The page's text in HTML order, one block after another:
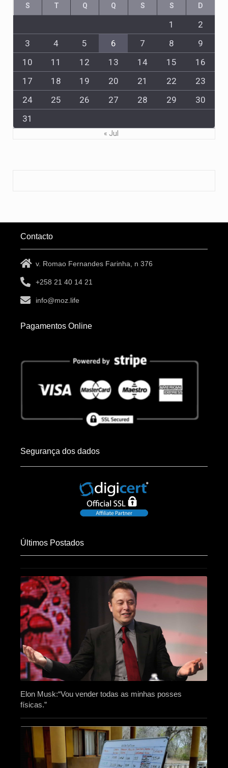
S T Q Q S S D
1
2
3
4 5 6 7 8
9
10
11 12 13 14 15
16
17
18 19 20 21 22
23
24
25 26 27 28 29
30
31
« Jul
Contacto
v. Romao Fernandes Farinha, n 376
+258 21 40 14 21
info@moz.life
Pagamentos Online
Segurança dos dados
Últimos Postados
Elon Musk:“Vou vender todas as minhas posses
físicas.”